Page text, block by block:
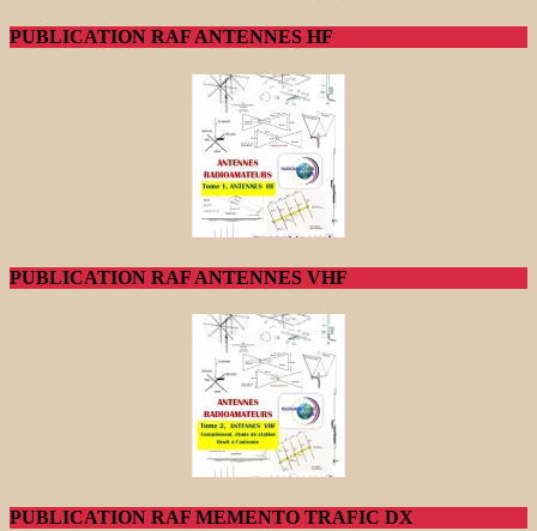
PUBLICATION RAF ANTENNES HF
PUBLICATION RAF ANTENNES VHF
PUBLICATION RAF MEMENTO TRAFIC DX